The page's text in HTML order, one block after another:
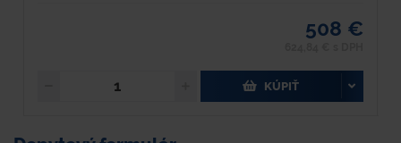
508 €
KÚPIŤ